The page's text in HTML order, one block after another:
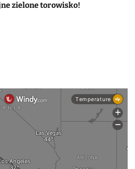
zielone torowisko!